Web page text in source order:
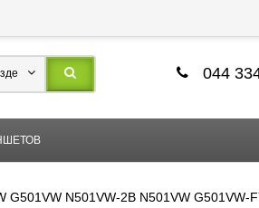
044
N501VW-2B N501VW G501VW-